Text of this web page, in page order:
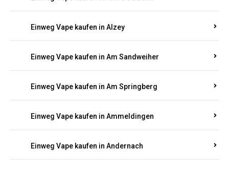
Einweg Vape kaufen in Alzey
Einweg Vape kaufen in Am Sandweiher
Einweg Vape kaufen in Am Springberg
Einweg Vape kaufen in Ammeldingen
Einweg Vape kaufen in Andernach